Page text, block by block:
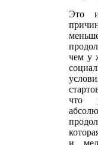
Это и
чем у
что